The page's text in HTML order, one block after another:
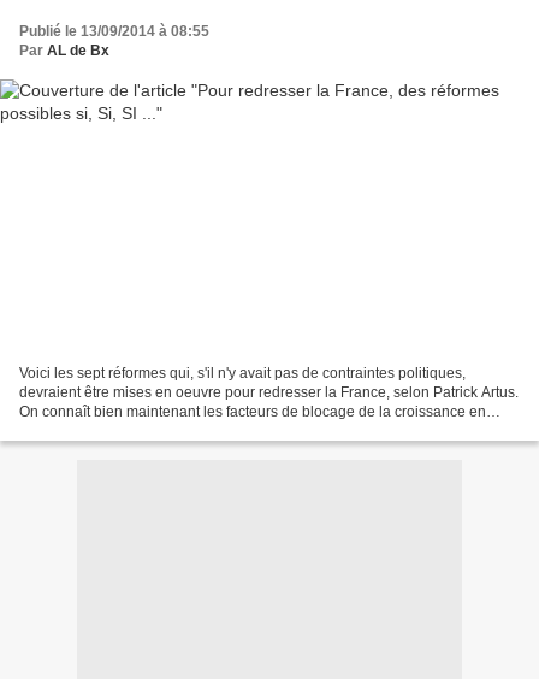
Publié le 13/09/2014 à 08:55
Par AL de Bx
Voici les sept réformes qui, s'il n'y avait pas de contraintes politiques,
devraient être mises en oeuvre pour redresser la France, selon Patrick Artus.
On connaît bien maintenant les facteurs de blocage de la croissance en